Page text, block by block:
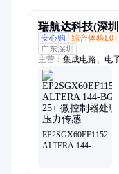
瑞航达科技(深
安心购
综合体验L0
广东深圳
主营： 集成电路、电
isplsi1032-80lt、
ALTERA 144-